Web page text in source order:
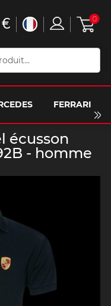
FERRARI
€ 0
écusson
- homme